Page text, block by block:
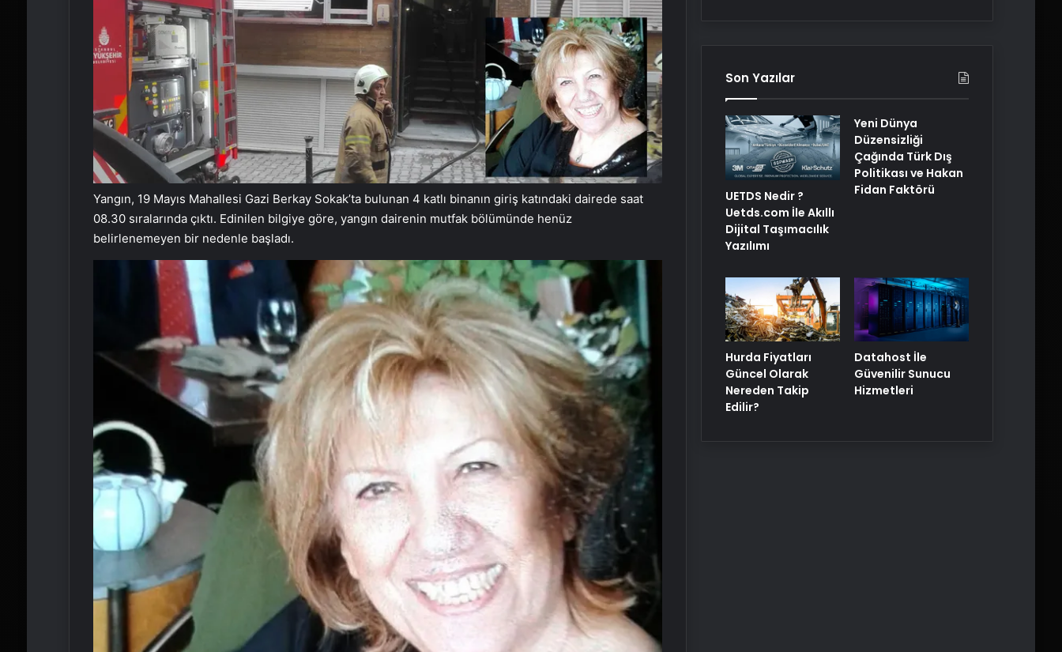
Yangın, 19 Mayıs Mahallesi Gazi Berkay Sokak’ta bulunan 4 katlı binanın giriş katındaki dairede saat
08.30 sıralarında çıktı. Edinilen bilgiye göre, yangın dairenin mutfak bölümünde henüz
belirlenemeyen bir nedenle başladı.
Son Yazılar
UETDS Nedir ?
Uetds.com İle Akıllı
Dijital Taşımacılık
Yazılımı
Yeni Dünya
Düzensizliği
Çağında Türk Dış
Politikası ve Hakan
Fidan Faktörü
Hurda Fiyatları
Güncel Olarak
Nereden Takip
Edilir?
Datahost İle
Güvenilir Sunucu
Hizmetleri